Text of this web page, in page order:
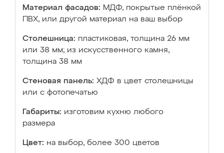
Материал фасадов: МДФ, покрытые плёнкой
ПВХ, или другой материал на ваш выбор
Столешница: пластиковая, толщина 26 мм
или 38 мм; из искусственного камня,
толщина 38 мм
Стеновая панель: ХДФ в цвет столешницы
или с фотопечатью
Габариты: изготовим кухню любого
размера
Цвет: на выбор, более 300 цветов